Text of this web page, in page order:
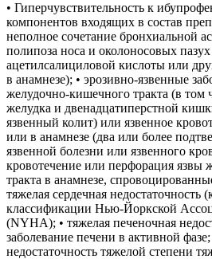
• Гиперчувствительность к
компонентов входящих в состав
неполное сочетание бронхиальной
полипоза носа и околоносовых
ацетилсалициловой кислоты или
в анамнезе); • эрозивно-язвенные
желудочно-кишечного тракта (в том
желудка и двенадцатиперстной
язвенный колит) или язвенное
или в анамнезе (два или более
язвенной болезни или язвенного
кровотечение или перфорация язвы
тракта в анамнезе,
тяжелая сердечная недостаточность
классификации Нью-Йоркской
(NYHA); • тяжелая печеночная
заболевание печени в активной
недостаточность тяжелой степени